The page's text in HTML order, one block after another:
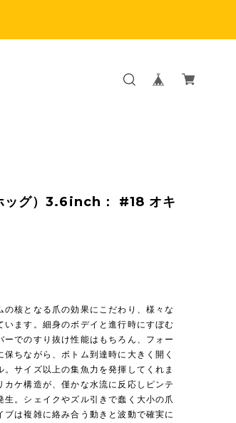
ッグ）3.6inch： #18 オキ
の核となる爪の効果にこだわり、様々な
ます。細身のボデイと進行時にすぼむ
でのすり抜け性能はもちろん、フォー
ちながら、ボトム到達時に大きく開く
サイズ以上の集魚力を発揮してくれま
ケ構造が、僅かな水流に反応しピンテ
。シェイクやズル引きで蠢く大小の爪
ブは複雑に絡み合う動きと波動で確実に